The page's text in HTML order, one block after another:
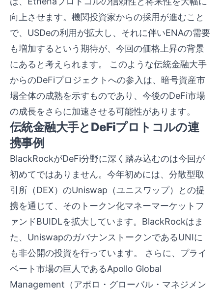
向上させます。機関投資家からの採用が進むこと
で、USDeの利用が拡大し、それに伴いENAの需要
も増加するという期待が、今回の価格上昇の背景
にあると考えられます。 このような伝統金融大手
からのDeFiプロジェクトへの参入は、暗号資産市
場全体の成熟を示すものであり、今後のDeFi市場
の成長をさらに加速させる可能性があります。
伝統金融大手とDeFiプロトコルの連
携事例
BlackRockがDeFi分野に深く踏み込むのは今回が
初めてではありません。今年初めには、分散型取
引所（DEX）のUniswap（ユニスワップ）との提
携を通じて、そのトークン化マネーマーケットフ
ァンドBUIDLを拡大しています。BlackRockはま
た、UniswapのガバナンストークンであるUNIに
も非公開の投資を行っています。 さらに、プライ
ベート市場の巨人であるApollo Global
Management（アポロ・グローバル・マネジメン